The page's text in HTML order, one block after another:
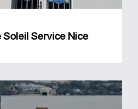
Service Nice
Groupe